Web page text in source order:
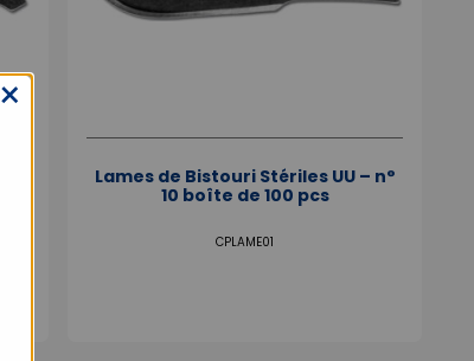
Lames de Bistouri Stériles UU – n°
10 boîte de 100 pcs
CPLAME01
×